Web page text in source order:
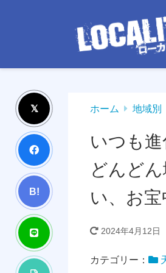
B!
ホーム 地域別
いつも
どんど
い、お宝
2024年4月12日
カテゴリー：